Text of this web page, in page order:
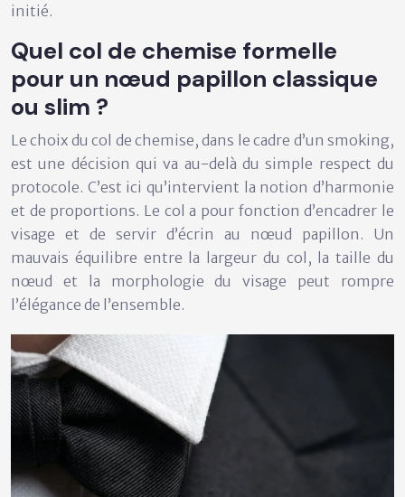
initié.
Quel col de chemise formelle
pour un nœud papillon classique
ou slim ?
Le choix du col de chemise, dans le cadre d’un smoking,
est une décision qui va au-delà du simple respect du
protocole. C’est ici qu’intervient la notion d’harmonie
et de proportions. Le col a pour fonction d’encadrer le
visage et de servir d’écrin au nœud papillon. Un
mauvais équilibre entre la largeur du col, la taille du
nœud et la morphologie du visage peut rompre
l’élégance de l’ensemble.